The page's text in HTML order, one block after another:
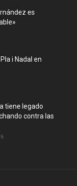
es
i Nadal en
tiene legado
contra las